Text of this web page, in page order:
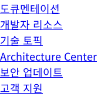
도큐멘테이션
개발자 리소스
기술 토픽
Architecture Center
보안 업데이트
고객 지원